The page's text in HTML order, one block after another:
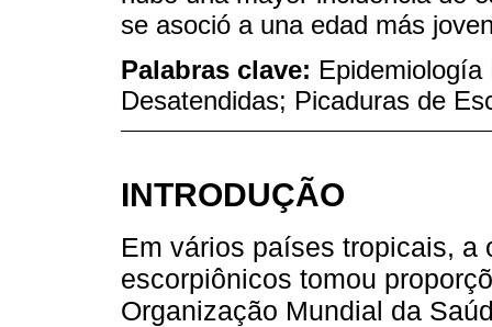
se asoció a una edad más
Palabras clave:
Desatendidas; Picaduras de
INTRODUÇÃO
Em vários países tropicais, a
escorpiônicos tomou
Organização Mundial da